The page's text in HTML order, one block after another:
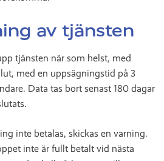
av tjänsten
tjänsten när som helst, med
med en uppsägningstid på 3
Data tas bort senast 180 dagar
inte betalas, skickas en varning.
inte är fullt betalt vid nästa